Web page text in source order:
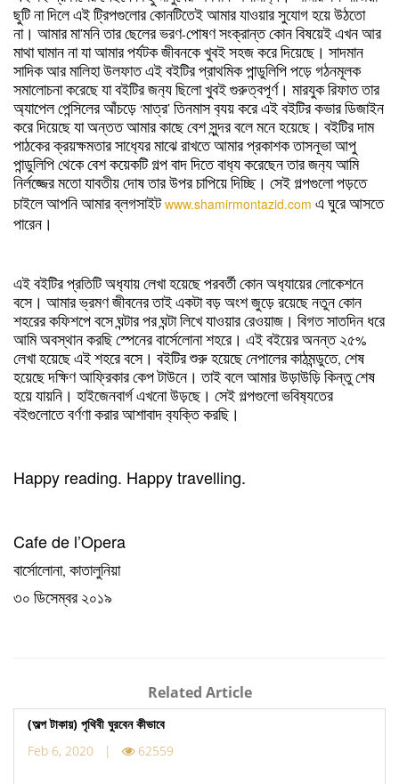
ছুটি না দিলে এই ট্রিপগুলোর কোনটিতেই আমার যাওয়ার সুযোগ হয়ে উঠতো
না। আমার মা’মনি তার ছেলের ভরণ-পোষণ সংক্রান্ত কোন বিষয়েই এখন আর
মাথা ঘামান না যা আমার পর্যটক জীবনকে খুবই সহজ করে দিয়েছে। সাদমান
সাদিক আর মালিহা উলফাত এই বইটির প্রাথমিক পান্ডুলিপি পড়ে গঠনমূলক
সমালোচনা করেছে যা বইটির জন‍্য ছিলো খুবই গুরুত্বপূর্ণ। মারযুক রিফাত তার
অ‍্যাপেল পেন্সিলের আঁচড়ে ‘মাত্র’ তিনমাস ব‍্যয় করে এই বইটির কভার ডিজাইন
করে দিয়েছে যা অন্তত আমার কাছে বেশ সুন্দর বলে মনে হয়েছে। বইটির দাম
পাঠকের ক্রয়ক্ষমতার সাধ‍্যের মাঝে রাখতে আমার প্রকাশক তাসনূভা আপু
পান্ডুলিপি থেকে বেশ কয়েকটি গল্প বাদ দিতে বাধ‍্য করেছেন তার জন‍্য আমি
নির্লজ্জের মতো যাবতীয় দোষ তার উপর চাপিয়ে দিচ্ছি। সেই গল্পগুলো পড়তে
চাইলে আপনি আমার ব্লগসাইট www.shamirmontazid.com এ ঘুরে আসতে
পারেন।
এই বইটির প্রতিটি অধ‍্যায় লেখা হয়েছে পরবর্তী কোন অধ‍্যায়ের লোকেশনে
বসে। আমার ভ্রমণ জীবনের তাই একটা বড় অংশ জুড়ে রয়েছে নতুন কোন
শহরের কফিশপে বসে ঘন্টার পর ঘন্টা লিখে যাওয়ার রেওয়াজ। বিগত সাতদিন ধরে
আমি অবস্থান করছি স্পেনের বার্সেলোনা শহরে। এই বইয়ের অনন্ত ২৫%
লেখা হয়েছে এই শহরে বসে। বইটির শুরু হয়েছে নেপালের কাঠমন্ডুতে, শেষ
হয়েছে দক্ষিণ আফ্রিকার কেপ টাউনে। তাই বলে আমার উড়াউড়ি কিন্তু শেষ
হয়ে যায়নি। হাইজেনবার্গ এখনো উড়ছে। সেই গল্পগুলো ভবিষ‍্যতের
বইগুলোতে বর্ণণা করার আশাবাদ ব‍্যক্তি করছি।
Happy reading. Happy travelling.
Cafe de l’Opera
বার্সোলোনা, কাতালুনিয়া
৩০ ডিসেম্বর ২০১৯
Related Article
(অল্প টাকায়) পৃথিবী ঘুরবেন কীভাবে
Feb 6, 2020 |
62559